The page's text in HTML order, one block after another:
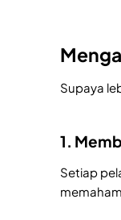
Supaya
1.
Setiap